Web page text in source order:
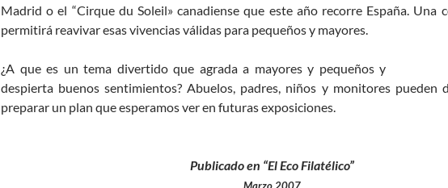
Madrid o el “Cirque du Soleil» canadiense que este año recorre España. Una
permitirá reavivar esas vivencias válidas para pequeños y mayores.
¿A que es un tema divertido que agrada a mayores y pequeños y
despierta buenos sentimientos? Abuelos, padres, niños y monitores pueden
preparar un plan que esperamos ver en futuras exposiciones.
Publicado en “El Eco Filatélico”